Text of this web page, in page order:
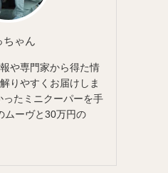
ちゃん
や専門家から得た情
りやすくお届けしま
たミニクーパーを手
ムーヴと30万円の